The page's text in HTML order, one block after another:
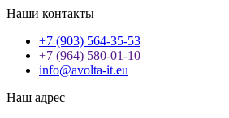
Наши контакты
+7 (903) 564-35-53
+7 (964) 580-01-10
info@avolta-it.eu
Наш адрес